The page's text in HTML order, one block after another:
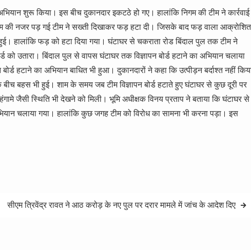
शुरू किया। इस बीच दुकानदार इकटठे हो गए। हालांकि निगम की टीम ने कार्रवाई
की नजर पड़ गई टीम ने सख्ती दिखाकर फड़ हटा दी। जिसके बाद फड़ वाला आक्रोशित
हालांकि फड़ को हटा दिया गया। घंटाघर से चकराता रोड बिंदाल पुल तक टीम ने
को उतारा। बिंदाल पुल से वापस घंटाघर तक विज्ञापन बोर्ड हटाने का अभियान चलाया
हटाने का अभियान बाधित भी हुआ। दुकानदारों ने कहा कि उत्पीड़न बर्दाश्त नहीं
बहस भी हुई। शाम के समय जब टीम विज्ञापन बोर्ड हटाते हुए घंटाघर से कुछ दूरी पर
जैसी स्थिति भी देखने को मिली। भूमि अधीक्षक विनय प्रताप ने बताया कि घंटाघर से
चलाया गया। हालांकि कुछ जगह टीम को विरोध का सामना भी करना पड़ा। इस
सीएम त्रिवेंद्र रावत ने आठ करोड़ के नए पुल पर दरार मामले में जांच के आदेश दिए